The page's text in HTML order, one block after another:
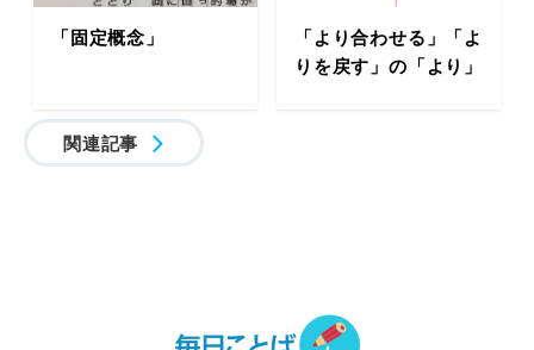
「固定概念」
「より合わせる」「よ
りを戻す」の「より」
関連記事